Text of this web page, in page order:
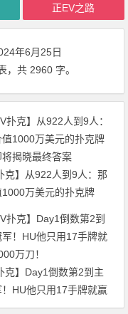
正EV之路
年6月25日
，共 2960 字。
克】从922人到9人：那
万美元的扑克牌
揭晓最终答案
克】Day1倒数第2到主
HU他只用17手牌就赢
万刀！